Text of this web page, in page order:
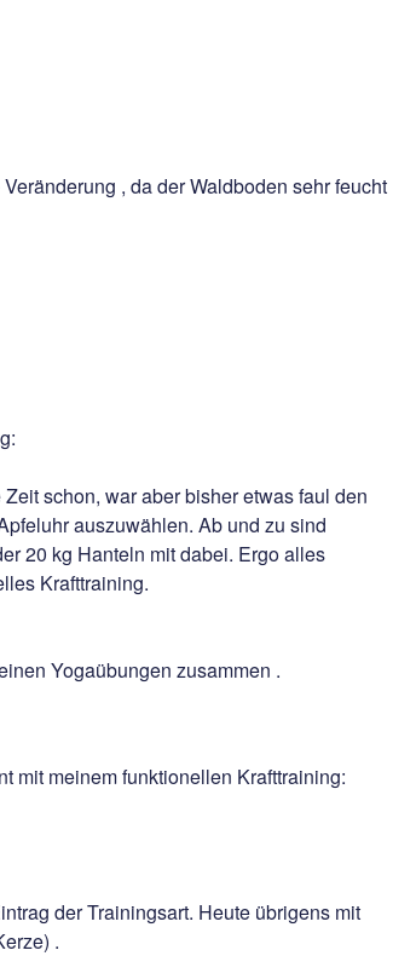
, da der Waldboden sehr feucht
schon, war aber bisher etwas faul den
auszuwählen. Ab und zu sind
20 kg Hanteln mit dabei. Ergo alles
Krafttraining.
Yogaübungen zusammen .
mit meinem funktionellen Krafttraining:
der Trainingsart. Heute übrigens mit
.